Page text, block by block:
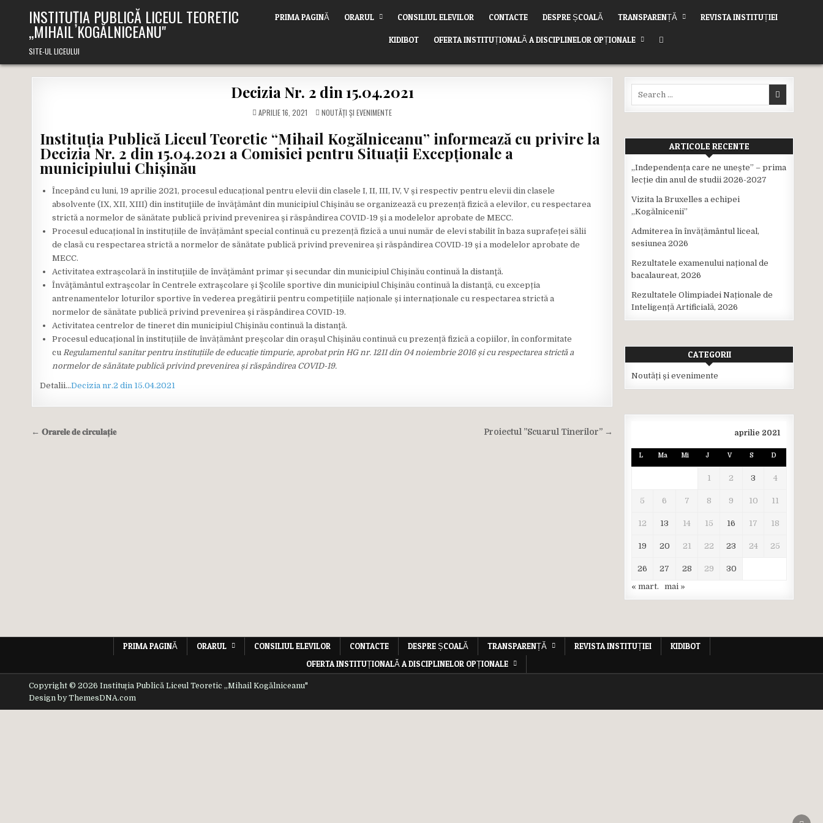
INSTITUȚIA PUBLICĂ LICEUL TEORETIC
,,MIHAIL KOGĂLNICEANU"
SITE-UL LICEULUI
PRIMA PAGINĂ ORARUL CONSILIUL ELEVILOR CONTACTE DESPRE ȘCOALĂ TRANSPARENȚĂ REVISTA INSTITUȚIEI
KIDIBOT OFERTA INSTITUȚIONALĂ A DISCIPLINELOR OPȚIONALE
Decizia Nr. 2 din 15.04.2021
APRILIE 16, 2021 POSTED
IN
NOUTĂȚI ȘI EVENIMENTE
Instituția Publică Liceul Teoretic “Mihail Kogălniceanu” informează cu privire la
Decizia Nr. 2 din 15.04.2021 a Comisiei pentru Situații Excepționale a
municipiului Chișinău
Începând cu luni, 19 aprilie 2021, procesul educațional pentru elevii din clasele I, II, III, IV, V și respectiv pentru elevii din clasele
absolvente (IX, XII, XIII) din instituţiile de învăţământ din municipiul Chișinău se organizează cu prezență fizică a elevilor, cu respectarea
strictă a normelor de sănătate publică privind prevenirea și răspândirea COVID-19 și a modelelor aprobate de MECC.
Procesul educațional în instituțiile de învățământ special continuă cu prezență fizică a unui număr de elevi stabilit în baza suprafeței sălii
de clasă cu respectarea strictă a normelor de sănătate publică privind prevenirea și răspândirea COVID-19 și a modelelor aprobate de
MECC.
Activitatea extrașcolară în instituţiile de învăţământ primar şi secundar din municipiul Chişinău continuă la distanţă.
Învăţământul extrașcolar în Centrele extraşcolare şi Şcolile sportive din municipiul Chișinău continuă la distanţă, cu excepția
antrenamentelor loturilor sportive în vederea pregătirii pentru competițiile naționale și internaționale cu respectarea strictă a
normelor de sănătate publică privind prevenirea și răspândirea COVID-19.
Activitatea centrelor de tineret din municipiul Chișinău continuă la distanţă.
Procesul educațional în instituțiile de învățământ preșcolar din orașul Chișinău continuă cu prezență fizică a copiilor, în conformitate
cu Regulamentul sanitar pentru instituțiile de educație timpurie, aprobat prin HG nr. 1211 din 04 noiembrie 2016 și cu respectarea strictă a
normelor de sănătate publică privind prevenirea și răspândirea COVID-19.
Detalii…Decizia nr.2 din 15.04.2021
Navigare Proiectul ”Scuarul Tinerilor” →
← 𝐎𝐫𝐚𝐫𝐞𝐥𝐞 𝐝𝐞 𝐜𝐢𝐫𝐜𝐮𝐥𝐚𝐭̦𝐢𝐞
ARTICOLE RECENTE
,,Independența care ne unește” – prima
lecție din anul de studii 2026-2027
Vizita la Bruxelles a echipei
,,Kogălnicenii”
Admiterea în învățământul liceal,
sesiunea 2026
Rezultatele examenului național de
bacalaureat, 2026
Rezultatele Olimpiadei Naționale de
Inteligență Artificială, 2026
CATEGORII
Noutăți și evenimente
aprilie 2021
L Ma Mi J V S D
1 2 3 4
5 6 7 8 9 10 11
12 13 14 15 16 17 18
19 20 21 22 23 24 25
26 27 28 29
30
« mart.
mai »
PRIMA PAGINĂ ORARUL CONSILIUL ELEVILOR CONTACTE DESPRE ȘCOALĂ TRANSPARENȚĂ REVISTA INSTITUȚIEI
KIDIBOT
OFERTA INSTITUȚIONALĂ A DISCIPLINELOR OPȚIONALE
Copyright © 2026 Instituția Publică Liceul Teoretic ,,Mihail Kogălniceanu"
Design by ThemesDNA.com